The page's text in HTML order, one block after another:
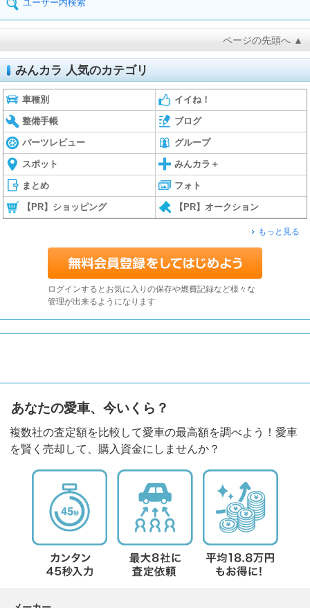
ユーザー内検索
ページの先頭へ ▲
みんカラ 人気のカテゴリ
車種別 イイね！
整備手帳 ブログ
パーツレビュー グループ
スポット みんカラ＋
まとめ フォト
【PR】ショッピング 【PR】オークション
もっと見る
ログインするとお気に入りの保存や燃費記録など様々な
管理が出来るようになります
あなたの愛車、今いくら？
複数社の査定額を比較して愛車の最高額を調べよう！愛車
を賢く売却して、購入資金にしませんか？